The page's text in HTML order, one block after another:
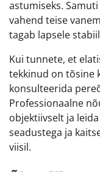
astumiseks.
vahend teise
tagab lapsele
Kui tunnete, et
tekkinud on tõsine
konsulteerida
Professionaalne
objektiivselt ja
seadustega ja
viisil.